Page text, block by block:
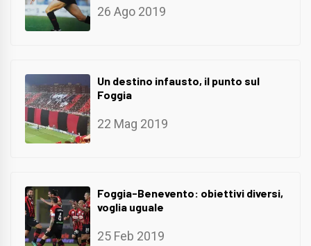
26 Ago 2019
Un destino infausto, il punto sul
Foggia
22 Mag 2019
Foggia-Benevento: obiettivi diversi,
voglia uguale
25 Feb 2019